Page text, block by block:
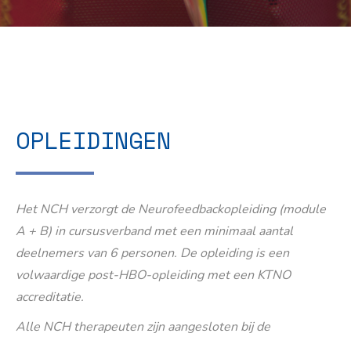
OPLEIDINGEN
Het NCH verzorgt de Neurofeedbackopleiding (module
A + B) in cursusverband met een minimaal aantal
deelnemers van 6 personen. De opleiding is een
volwaardige post-HBO-opleiding met een KTNO
accreditatie.
Alle NCH therapeuten zijn aangesloten bij de